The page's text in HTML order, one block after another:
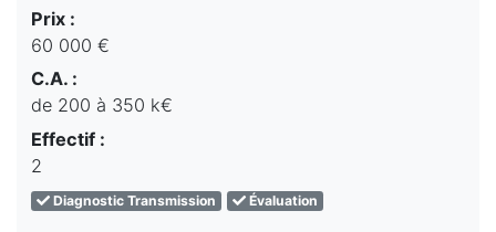
Prix :
60 000 €
C.A. :
de 200 à 350 k€
Effectif :
2
Diagnostic Transmission Évaluation